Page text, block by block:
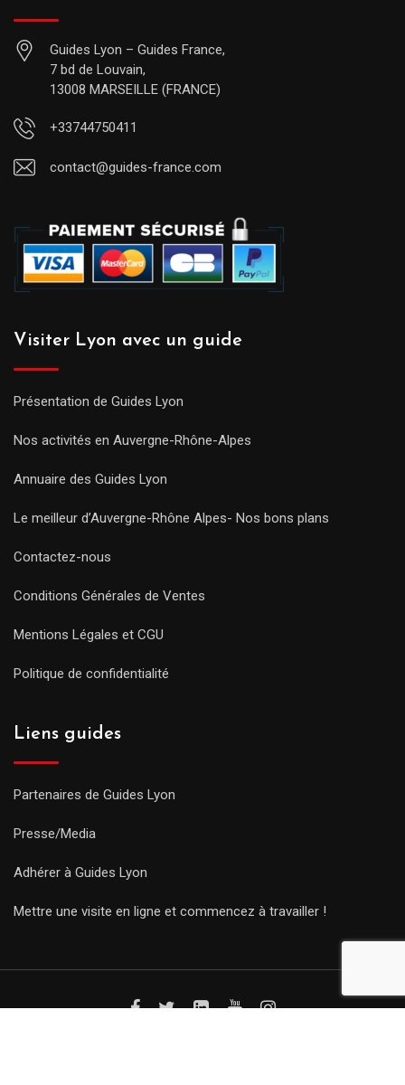
Guides Lyon – Guides France,
7 bd de Louvain,
13008 MARSEILLE (FRANCE)
+33744750411
contact@guides-france.com
Visiter Lyon avec un guide
Présentation de Guides Lyon
Nos activités en Auvergne-Rhône-Alpes
Annuaire des Guides Lyon
Le meilleur d’Auvergne-Rhône Alpes- Nos bons plans
Contactez-nous
Conditions Générales de Ventes
Mentions Légales et CGU
Politique de confidentialité
Liens guides
Partenaires de Guides Lyon
Presse/Media
Adhérer à Guides Lyon
Mettre une visite en ligne et commencez à travailler !